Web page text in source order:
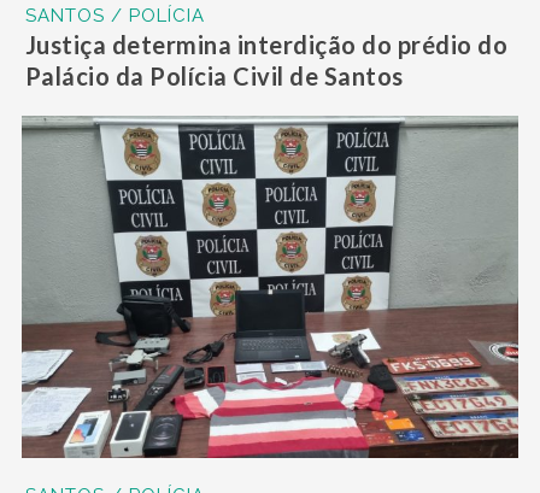
SANTOS / POLÍCIA
Justiça determina interdição do prédio do
Palácio da Polícia Civil de Santos